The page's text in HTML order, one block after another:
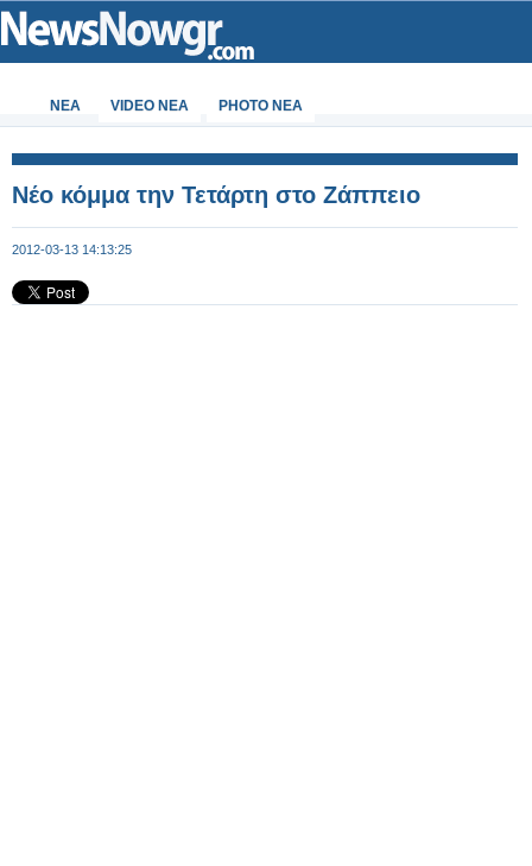
ΝΕΑ VIDEO NEA PHOTO NEA
Νέο κόμμα την Τετάρτη στο Ζάππειο
2012-03-13 14:13:25